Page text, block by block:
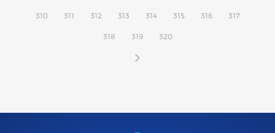
310 311 312 313 314 315 316 317
318 319 320